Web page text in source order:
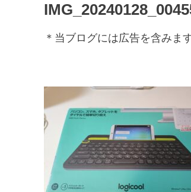
＊当ブログには広告を含みます